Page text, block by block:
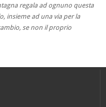
regala ad ognuno questa
insieme ad una via per la
se non il proprio